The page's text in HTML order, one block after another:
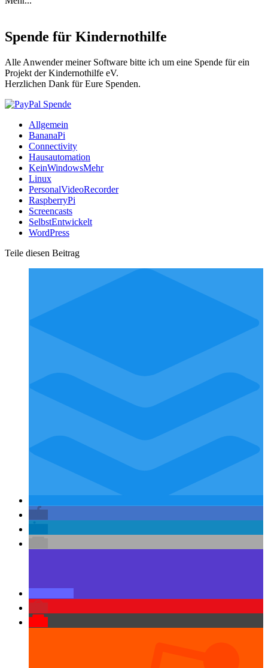
Spende für Kindernothilfe
Alle Anwender meiner Software bitte ich um eine Spende für ein
Projekt der Kindernothilfe eV.
Herzlichen Dank für Eure Spenden.
Allgemein
BananaPi
Connectivity
Hausautomation
KeinWindowsMehr
Linux
PersonalVideoRecorder
RaspberryPi
Screencasts
SelbstEntwickelt
WordPress
Teile diesen Beitrag